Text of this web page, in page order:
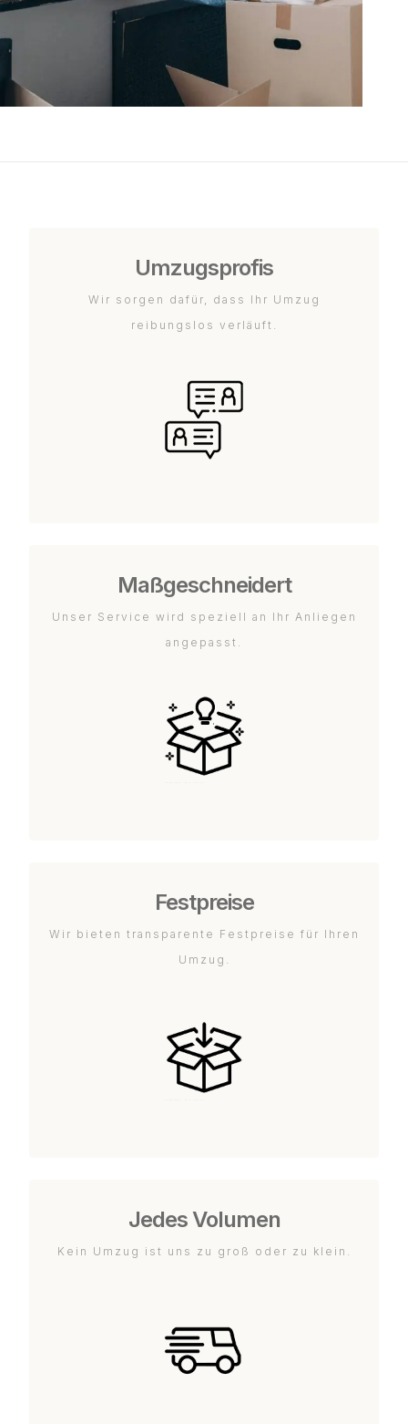
Umzugsprofis
Wir sorgen dafür, dass Ihr Umzug
reibungslos verläuft.
Maßgeschneidert
Unser Service wird speziell an Ihr Anliegen
angepasst.
Festpreise
Wir bieten transparente Festpreise für Ihren
Umzug.
Jedes Volumen
Kein Umzug ist uns zu groß oder zu klein.